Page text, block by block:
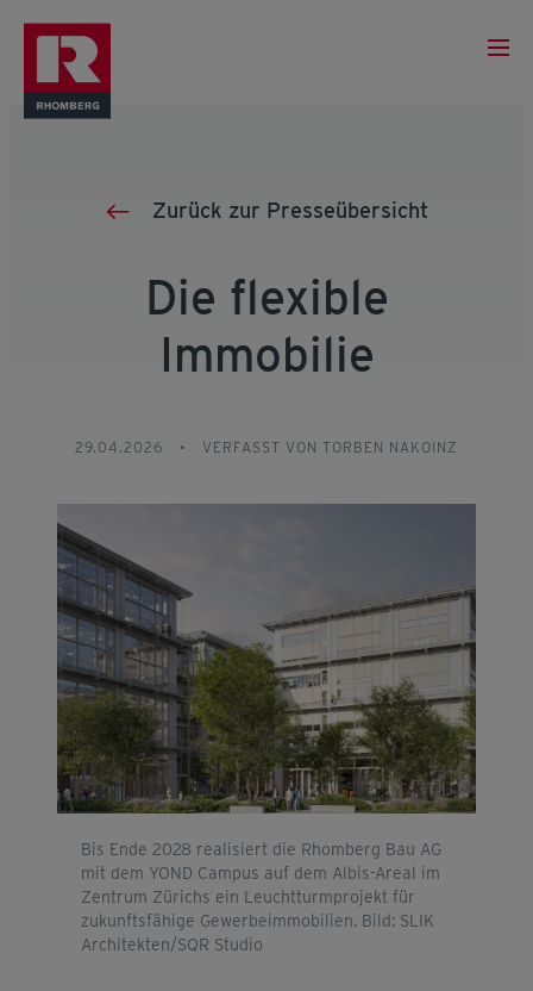
Zurück zur Presseübersicht
Die flexible
Immobilie
29.04.2026 • VERFASST VON TORBEN NAKOINZ
Bis Ende 2028 realisiert die Rhomberg Bau AG
mit dem YOND Campus auf dem Albis-Areal im
Zentrum Zürichs ein Leuchtturmprojekt für
zukunftsfähige Gewerbeimmobilien. Bild: SLIK
Architekten/SQR Studio